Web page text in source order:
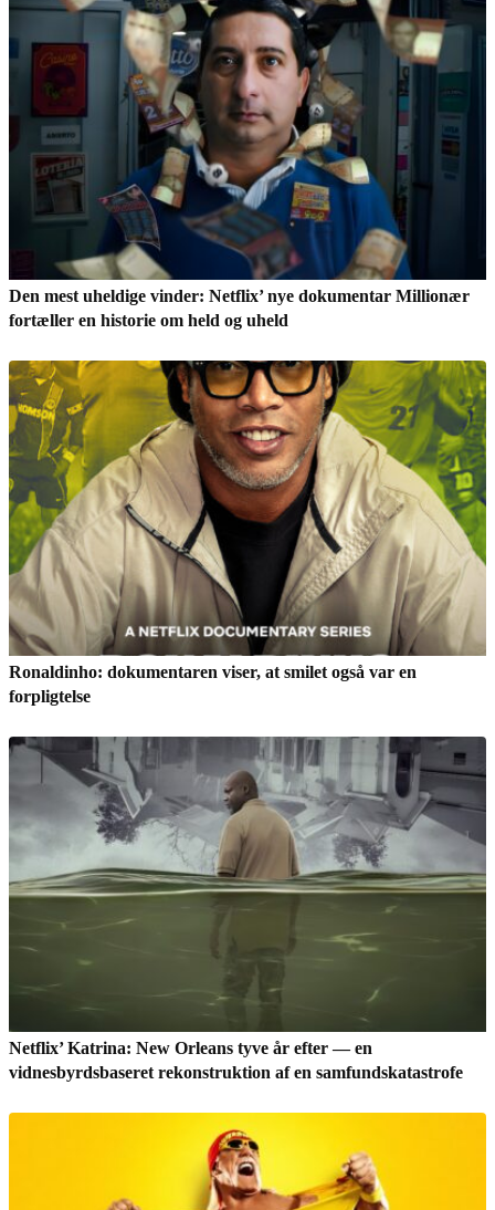
Den mest uheldige vinder: Netflix’ nye dokumentar Millionær
fortæller en historie om held og uheld
Ronaldinho: dokumentaren viser, at smilet også var en
forpligtelse
Netflix’ Katrina: New Orleans tyve år efter — en
vidnesbyrdsbaseret rekonstruktion af en samfundskatastrofe